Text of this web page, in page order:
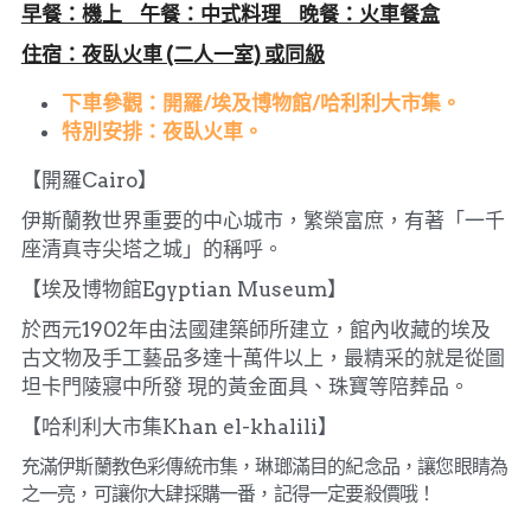
早餐：機上     午餐：中式料理     晚餐：火車餐盒
住宿：夜臥火車 (二人一室) 或同級
下車參觀：開羅/埃及博物館/哈利利大市集。
特別安排：夜臥火車。
【開羅Cairo】
伊斯蘭教世界重要的中心城市，繁榮富庶，有著「一千
座清真寺尖塔之城」的稱呼。
【埃及博物館Egyptian Museum】
於西元1902年由法國建築師所建立，館內收藏的埃及
古文物及手工藝品多達十萬件以上，最精采的就是從圖
坦卡門陵寢中所發 現的黃金面具、珠寶等陪葬品。
【哈利利大市集Khan el-khalili】
充滿伊斯蘭教色彩傳統市集，琳瑯滿目的紀念品，讓您眼睛為
之一亮，可讓你大肆採購一番，記得一定要殺價哦！